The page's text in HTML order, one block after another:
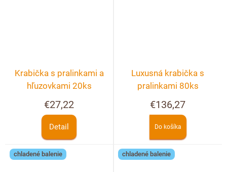
Krabička s pralinkami a
hľuzovkami 20ks
€27,22
Detail
Luxusná krabička s
pralinkami 80ks
€136,27
Do košíka
chladené balenie chladené balenie